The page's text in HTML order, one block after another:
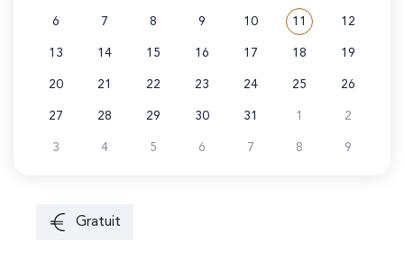
6 7 8 9 10 Voir tous les
11Juillet 2026
12
13 14 15 16 17 18 19
20 21 22 23 24 25 26
27 28 29 30 31 1 2
3 4 5 6 7 8 9
Gratuit